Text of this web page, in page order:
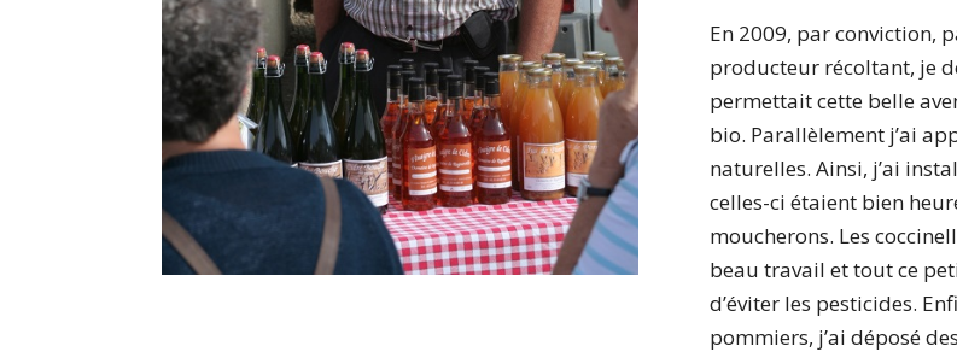
En 2009, par conviction,
producteur récoltant, je
permettait cette belle
bio. Parallèlement j’ai
naturelles. Ainsi, j’ai
celles-ci étaient bien
moucherons. Les
beau travail et tout ce
d’éviter les pesticides.
pommiers, j’ai déposé